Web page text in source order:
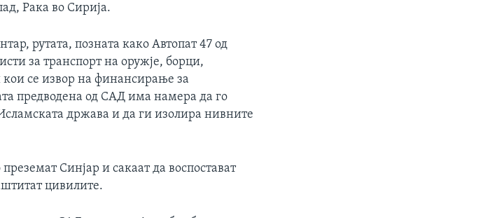
Рака во Сирија.
рутата, позната како Автопат 47 од
за транспорт на оружје, борци,
се извор на финансирање за
предводена од САД има намера да го
држава и да ги изолира нивните
Синјар и сакаат да воспостават
цивилите.